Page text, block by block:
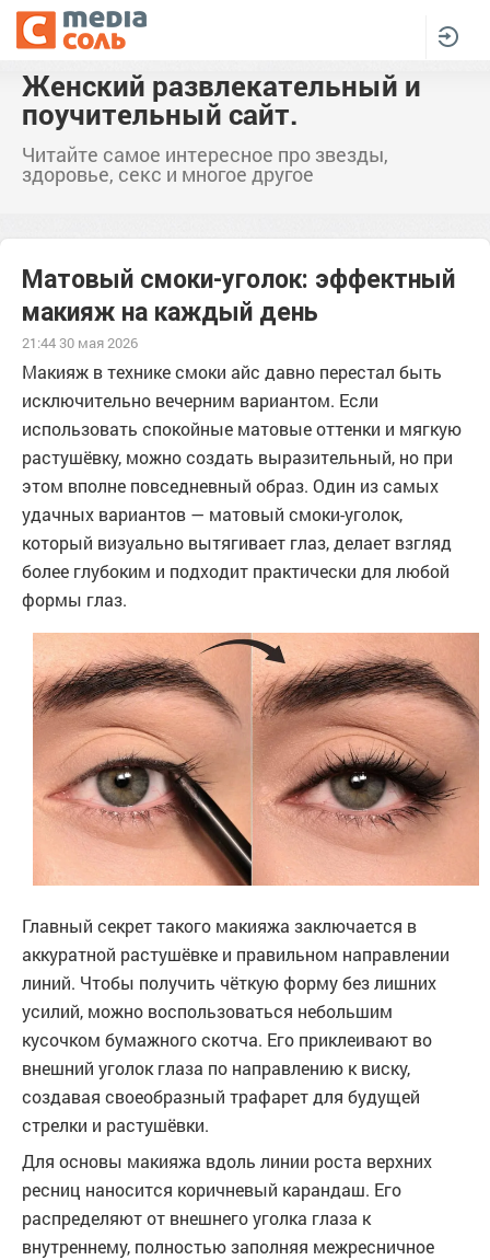
Женский развлекательный и
поучительный сайт.
Читайте самое интересное про звезды,
здоровье, секс и многое другое
Матовый смоки-уголок: эффектный
макияж на каждый день
21:44 30 мая 2026
Макияж в технике смоки айс давно перестал быть
исключительно вечерним вариантом. Если
использовать спокойные матовые оттенки и мягкую
растушёвку, можно создать выразительный, но при
этом вполне повседневный образ. Один из самых
удачных вариантов — матовый смоки-уголок,
который визуально вытягивает глаз, делает взгляд
более глубоким и подходит практически для любой
формы глаз.
Главный секрет такого макияжа заключается в
аккуратной растушёвке и правильном направлении
линий. Чтобы получить чёткую форму без лишних
усилий, можно воспользоваться небольшим
кусочком бумажного скотча. Его приклеивают во
внешний уголок глаза по направлению к виску,
создавая своеобразный трафарет для будущей
стрелки и растушёвки.
Для основы макияжа вдоль линии роста верхних
ресниц наносится коричневый карандаш. Его
распределяют от внешнего уголка глаза к
внутреннему, полностью заполняя межресничное